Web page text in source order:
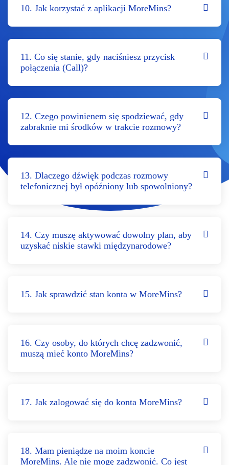
10. Jak korzystać z aplikacji MoreMins?
11. Co się stanie, gdy naciśniesz przycisk
połączenia (Call)?
12. Czego powinienem się spodziewać, gdy
zabraknie mi środków w trakcie rozmowy?
13. Dlaczego dźwięk podczas rozmowy
telefonicznej był opóźniony lub spowolniony?
14. Czy muszę aktywować dowolny plan, aby
uzyskać niskie stawki międzynarodowe?
15. Jak sprawdzić stan konta w MoreMins?
16. Czy osoby, do których chcę zadzwonić,
muszą mieć konto MoreMins?
17. Jak zalogować się do konta MoreMins?
18. Mam pieniądze na moim koncie
MoreMins. Ale nie mogę zadzwonić. Co jest